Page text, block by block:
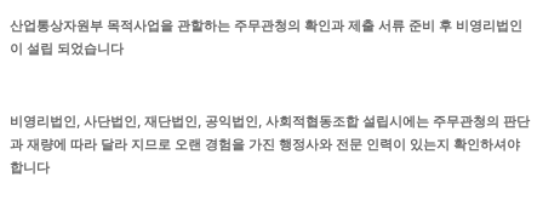
산업통상자원부 목적사업을 관할하는 주무관청의 확인과 제출 서류 준비 후 비영리법인
이 설립 되었습니다
비영리법인, 사단법인, 재단법인, 공익법인, 사회적협동조합 설립시에는 주무관청의 판단
과 재량에 따라 달라 지므로 오랜 경험을 가진 행정사와 전문 인력이 있는지 확인하셔야
합니다